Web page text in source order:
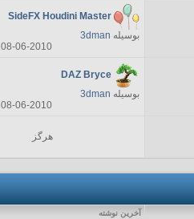
SideFX Houdini Master
بوسیله 3dman
08-06-2010
DAZ Bryce
بوسیله 3dman
08-06-2010
هرگز
آخرين نوشته